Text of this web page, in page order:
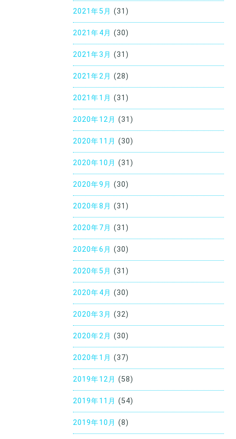
2021年5月 (31)
2021年4月 (30)
2021年3月 (31)
2021年2月 (28)
2021年1月 (31)
2020年12月 (31)
2020年11月 (30)
2020年10月 (31)
2020年9月 (30)
2020年8月 (31)
2020年7月 (31)
2020年6月 (30)
2020年5月 (31)
2020年4月 (30)
2020年3月 (32)
2020年2月 (30)
2020年1月 (37)
2019年12月 (58)
2019年11月 (54)
2019年10月 (8)